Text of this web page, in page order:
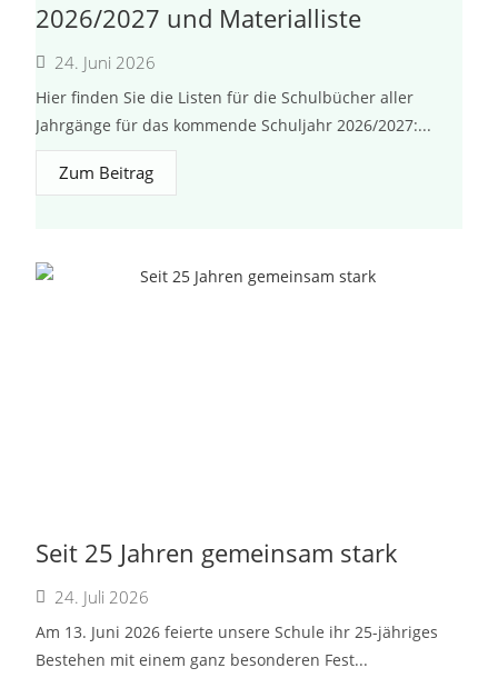
2026/2027 und Materialliste
24. Juni 2026
Hier finden Sie die Listen für die Schulbücher aller
Jahrgänge für das kommende Schuljahr 2026/2027:...
Zum Beitrag
Seit 25 Jahren gemeinsam stark
24. Juli 2026
Am 13. Juni 2026 feierte unsere Schule ihr 25-jähriges
Bestehen mit einem ganz besonderen Fest...